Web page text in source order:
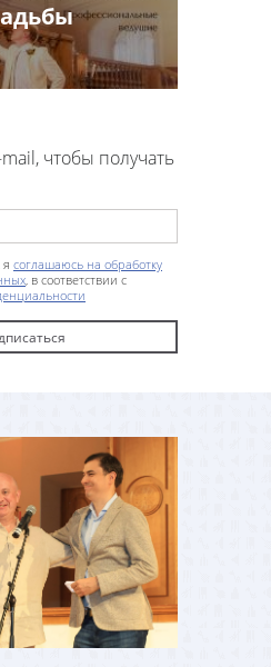
чтобы получать
соглашаюсь на обработку
, в соответствии с